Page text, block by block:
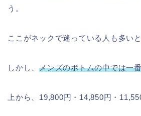
う。
ここがネックで迷っている人も多い
しかし、メンズのボトムの中では一
上から、19,800円・14,850円・